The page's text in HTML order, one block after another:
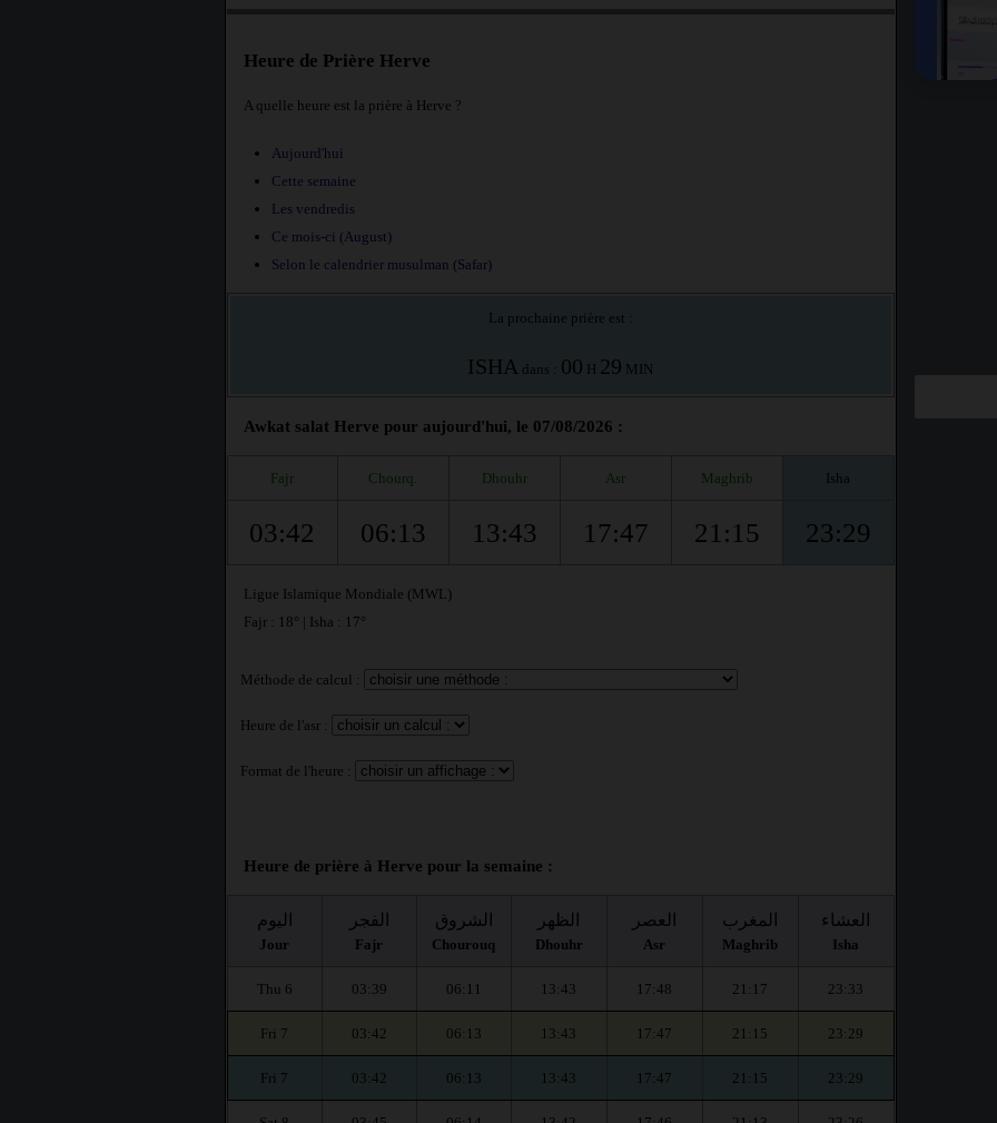
Heure de Prière Herve
A quelle heure est la prière à Herve ?
Aujourd'hui
Cette semaine
Les vendredis
Ce mois-ci (August)
Selon le calendrier musulman (Safar)
La prochaine prière est :
ISHA dans : 00 H 29 MIN
Awkat salat Herve pour aujourd'hui, le 07/08/2026 :
Fajr Chourq. Dhouhr Asr Maghrib Isha
03:42 06:13 13:43 17:47 21:15 23:29
Ligue Islamique Mondiale (MWL)
Fajr : 18° | Isha : 17°
Méthode de calcul :
Heure de l'asr :
Format de l'heure :
Heure de prière à Herve pour la semaine :
اليوم
Jour
الفجر
Fajr
الشروق
Chourouq
الظهر
Dhouhr
العصر
Asr
المغرب
Maghrib
العشاء
Isha
Thu 6 03:39 06:11 13:43 17:48 21:17 23:33
Fri 7 03:42 06:13 13:43 17:47 21:15 23:29
Fri 7 03:42 06:13 13:43 17:47 21:15 23:29